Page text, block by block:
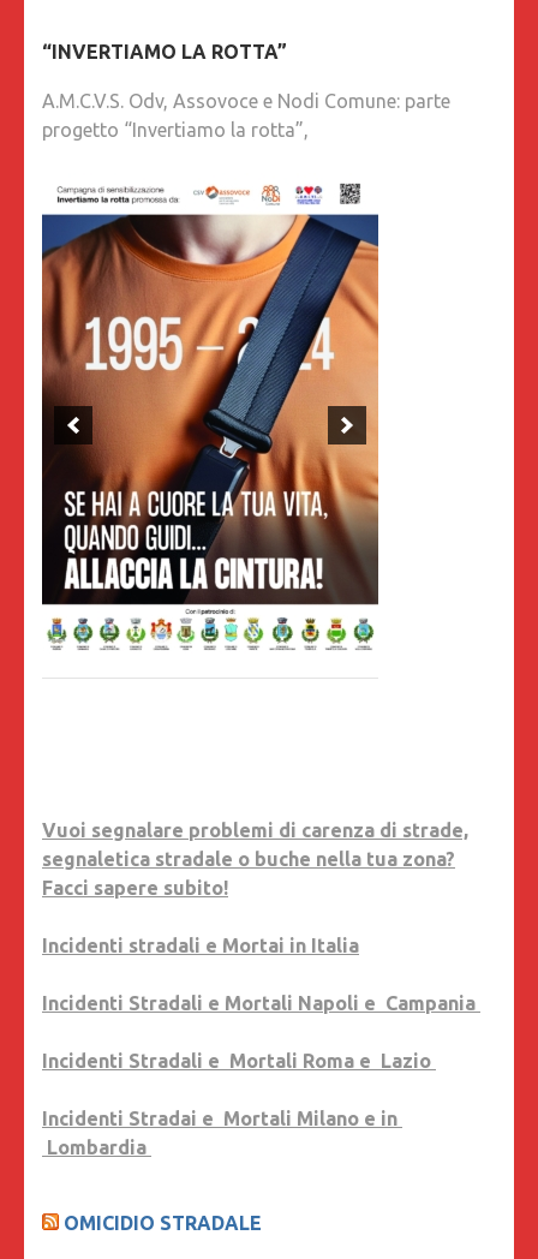
“INVERTIAMO LA ROTTA”
A.M.C.V.S. Odv, Assovoce e Nodi Comune: parte
progetto “Invertiamo la rotta”,
Vuoi segnalare problemi di carenza di strade,
segnaletica stradale o buche nella tua zona?
Facci sapere subito!
Incidenti stradali e Mortai in Italia
Incidenti Stradali e Mortali Napoli e Campania
Incidenti Stradali e Mortali Roma e Lazio
Incidenti Stradai e Mortali Milano e in
Lombardia
OMICIDIO STRADALE